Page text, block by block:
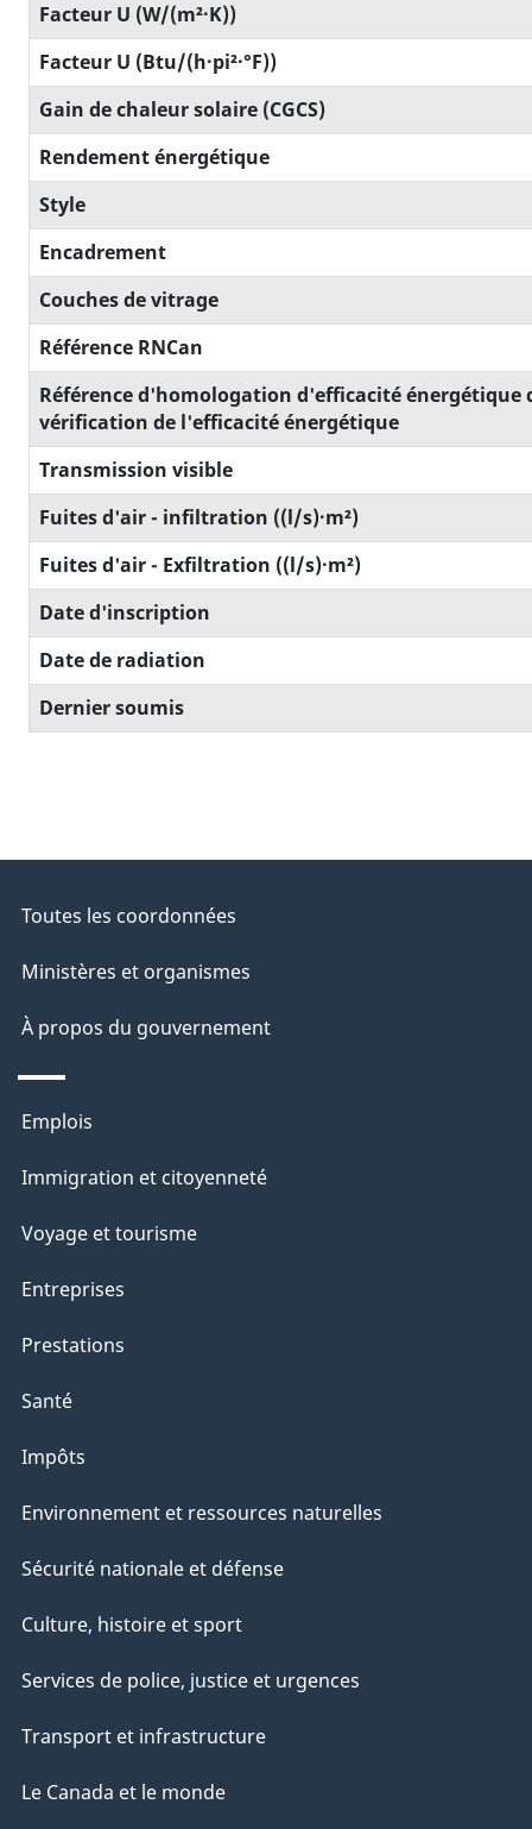
Facteur U (W/(m²·K))
Facteur U (Btu/(h·pi²·°F))
Gain de chaleur solaire (CGCS)
Rendement énergétique
Style
Encadrement
Couches de vitrage
Référence RNCan
Référence d'homologation d'efficacité énergétique
vérification de l'efficacité énergétique
Transmission visible
Fuites d'air - infiltration ((l/s)·m²)
Fuites d'air - Exfiltration ((l/s)·m²)
Date d'inscription
Date de radiation
Dernier soumis
Toutes les coordonnées
Ministères et organismes
À propos du gouvernement
Thèmes
sujets
Emplois
Immigration et citoyenneté
Voyage et tourisme
Entreprises
Prestations
Santé
Impôts
Environnement et ressources naturelles
Sécurité nationale et défense
Culture, histoire et sport
Services de police, justice et urgences
Transport et infrastructure
Le Canada et le monde